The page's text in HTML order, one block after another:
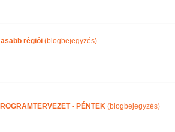
régiói (blogbejegyzés)
- PÉNTEK (blogbejegyzés)